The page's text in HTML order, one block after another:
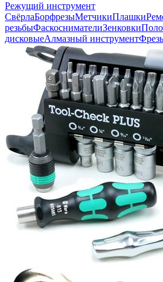
Режущий инструмент
СвёрлаБорфрезыМетчикиПлашки
резьбыФаскоснимателиЗенковки
дисковыеАлмазный инструмент